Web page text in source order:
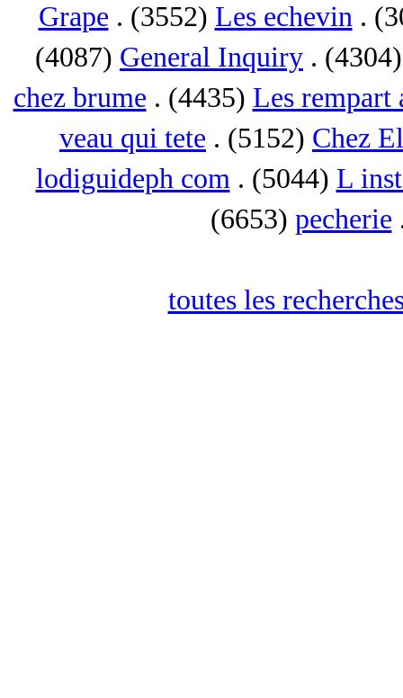
Grape . (3552) Les echevin.
(4087) General Inquiry .
chez brume . (4435) Les rempart
veau qui tete . (5152) Chez
lodiguideph com. (5044) L
(6653) pecherie
toutes les